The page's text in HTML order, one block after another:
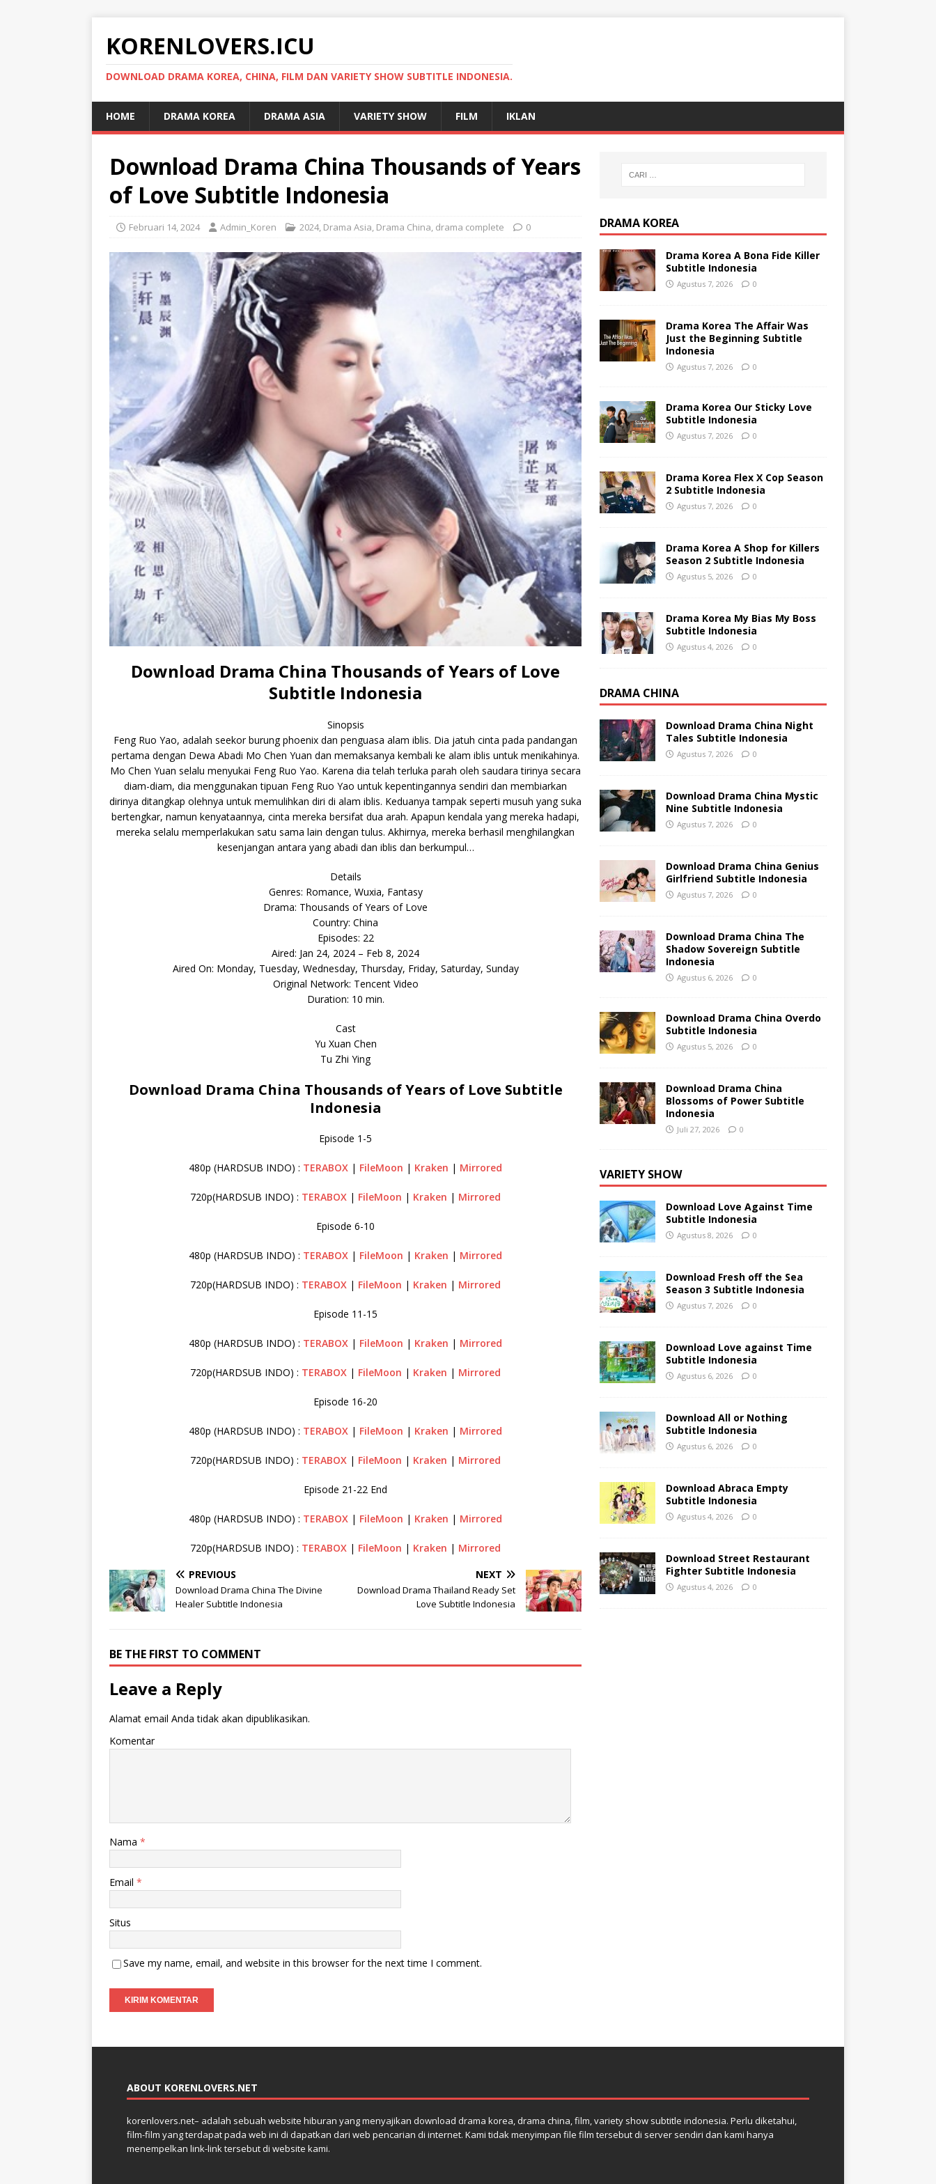
KORENLOVERS.ICU
DOWNLOAD DRAMA KOREA, CHINA, FILM DAN VARIETY SHOW SUBTITLE INDONESIA.
HOME DRAMA KOREA DRAMA ASIA VARIETY SHOW FILM IKLAN
Download Drama China Thousands of Years
of Love Subtitle Indonesia
Februari 14, 2024 Admin_Koren 2024, Drama Asia, Drama China, drama complete 0
Download Drama China Thousands of Years of Love
Subtitle Indonesia
Sinopsis
Feng Ruo Yao, adalah seekor burung phoenix dan penguasa alam iblis. Dia jatuh cinta pada pandangan
pertama dengan Dewa Abadi Mo Chen Yuan dan memaksanya kembali ke alam iblis untuk menikahinya.
Mo Chen Yuan selalu menyukai Feng Ruo Yao. Karena dia telah terluka parah oleh saudara tirinya secara
diam-diam, dia menggunakan tipuan Feng Ruo Yao untuk kepentingannya sendiri dan membiarkan
dirinya ditangkap olehnya untuk memulihkan diri di alam iblis. Keduanya tampak seperti musuh yang suka
bertengkar, namun kenyataannya, cinta mereka bersifat dua arah. Apapun kendala yang mereka hadapi,
mereka selalu memperlakukan satu sama lain dengan tulus. Akhirnya, mereka berhasil menghilangkan
kesenjangan antara yang abadi dan iblis dan berkumpul…
Details
Genres: Romance, Wuxia, Fantasy
Drama: Thousands of Years of Love
Country: China
Episodes: 22
Aired: Jan 24, 2024 – Feb 8, 2024
Aired On: Monday, Tuesday, Wednesday, Thursday, Friday, Saturday, Sunday
Original Network: Tencent Video
Duration: 10 min.
Cast
Yu Xuan Chen
Tu Zhi Ying
Download Drama China Thousands of Years of Love Subtitle
Indonesia
Episode 1-5
480p (HARDSUB INDO) : TERABOX | FileMoon | Kraken | Mirrored
720p(HARDSUB INDO) : TERABOX | FileMoon | Kraken | Mirrored
Episode 6-10
480p (HARDSUB INDO) : TERABOX | FileMoon | Kraken | Mirrored
720p(HARDSUB INDO) : TERABOX | FileMoon | Kraken | Mirrored
Episode 11-15
480p (HARDSUB INDO) : TERABOX | FileMoon | Kraken | Mirrored
720p(HARDSUB INDO) : TERABOX | FileMoon | Kraken | Mirrored
Episode 16-20
480p (HARDSUB INDO) : TERABOX | FileMoon | Kraken | Mirrored
720p(HARDSUB INDO) : TERABOX | FileMoon | Kraken | Mirrored
Episode 21-22 End
480p (HARDSUB INDO) : TERABOX | FileMoon | Kraken | Mirrored
720p(HARDSUB INDO) : TERABOX | FileMoon | Kraken | Mirrored
PREVIOUS
Download Drama China The Divine
Healer Subtitle Indonesia
NEXT
Download Drama Thailand Ready Set
Love Subtitle Indonesia
BE THE FIRST TO COMMENT
Leave a Reply
Alamat email Anda tidak akan dipublikasikan.
Komentar
Nama *
Email *
Situs
Save my name, email, and website in this browser for the next time I comment.
DRAMA KOREA
Drama Korea A Bona Fide Killer
Subtitle Indonesia
Agustus 7, 2026 0
Drama Korea The Affair Was
Just the Beginning Subtitle
Indonesia
Agustus 7, 2026 0
Drama Korea Our Sticky Love
Subtitle Indonesia
Agustus 7, 2026 0
Drama Korea Flex X Cop Season
2 Subtitle Indonesia
Agustus 7, 2026 0
Drama Korea A Shop for Killers
Season 2 Subtitle Indonesia
Agustus 5, 2026 0
Drama Korea My Bias My Boss
Subtitle Indonesia
Agustus 4, 2026 0
DRAMA CHINA
Download Drama China Night
Tales Subtitle Indonesia
Agustus 7, 2026 0
Download Drama China Mystic
Nine Subtitle Indonesia
Agustus 7, 2026 0
Download Drama China Genius
Girlfriend Subtitle Indonesia
Agustus 7, 2026 0
Download Drama China The
Shadow Sovereign Subtitle
Indonesia
Agustus 6, 2026 0
Download Drama China Overdo
Subtitle Indonesia
Agustus 5, 2026 0
Download Drama China
Blossoms of Power Subtitle
Indonesia
Juli 27, 2026 0
VARIETY SHOW
Download Love Against Time
Subtitle Indonesia
Agustus 8, 2026 0
Download Fresh off the Sea
Season 3 Subtitle Indonesia
Agustus 7, 2026 0
Download Love against Time
Subtitle Indonesia
Agustus 6, 2026 0
Download All or Nothing
Subtitle Indonesia
Agustus 6, 2026 0
Download Abraca Empty
Subtitle Indonesia
Agustus 4, 2026 0
Download Street Restaurant
Fighter Subtitle Indonesia
Agustus 4, 2026 0
ABOUT KORENLOVERS.NET
korenlovers.net– adalah sebuah website hiburan yang menyajikan download drama korea, drama china, film, variety show subtitle indonesia. Perlu diketahui,
film-film yang terdapat pada web ini di dapatkan dari web pencarian di internet. Kami tidak menyimpan file film tersebut di server sendiri dan kami hanya
menempelkan link-link tersebut di website kami.